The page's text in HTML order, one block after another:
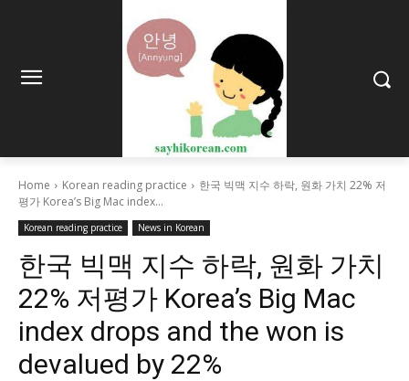
Home Korean reading practice
한국 빅맥 지수 하락, 원화 가치 22% 저
평가 Korea’s Big Mac index...
Korean reading practice News in Korean
한국 빅맥 지수 하락, 원화 가치
22% 저평가 Korea’s Big Mac
index drops and the won is
devalued by 22%